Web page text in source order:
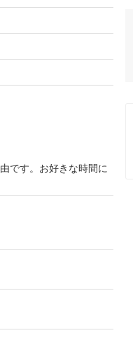
です。お好きな時間に